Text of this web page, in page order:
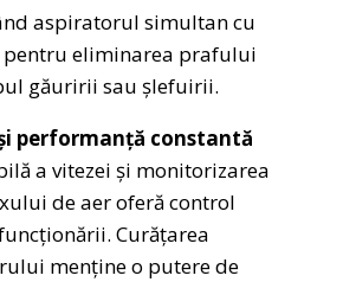
aspiratorul simultan cu
pentru eliminarea prafului
găuririi sau șlefuirii.
performanță constantă
a vitezei și monitorizarea
de aer oferă control
Curățarea
menține o putere de